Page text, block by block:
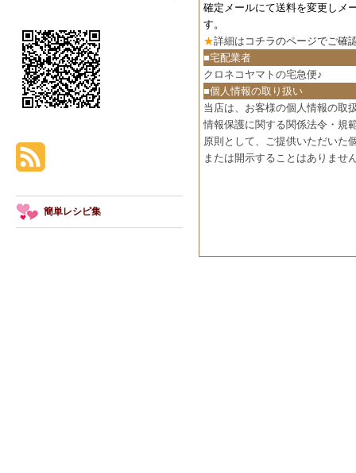
確定メールにて送料を変更しメ
す。
★詳細は コチラのページでご確
■宅配業者
クロネコヤマトの宅急便♪
■個人情報の取り扱い
当店は、お客様の個人情報の取
情報保護に関する関係法令・規
原則として、ご提供いただいた
または開示することはありませ
簡単レシピ集